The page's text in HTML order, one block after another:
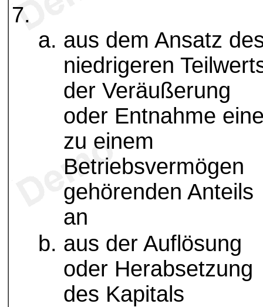
aus dem Ansatz
niedrigeren
der Veräußerung
oder Entnahme
zu einem
Betriebsvermögen
gehörenden Anteils
an
aus der Auflösung
oder Herabsetzung
des Kapitals